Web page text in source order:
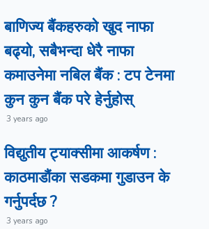
बाणिज्य बैंकहरुको खुद नाफा
बढ्यो, सबैभन्दा धेरै नाफा
कमाउनेमा नबिल बैंक : टप टेनमा
कुन कुन बैंक परे हेर्नुहोस्
3 years ago
विद्युतीय ट्याक्सीमा आकर्षण :
काठमाडौंका सडकमा गुडाउन के
गर्नुपर्दछ ?
3 years ago